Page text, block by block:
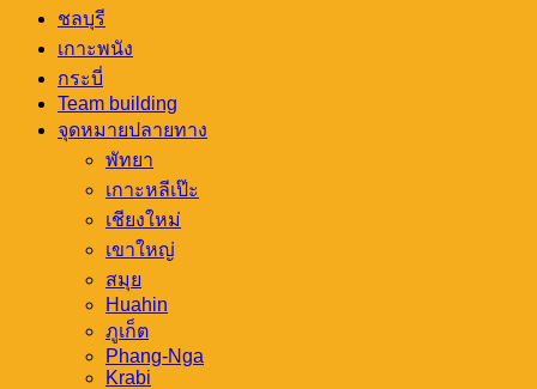
ชลบุรี
เกาะพนัง
กระบี่
Team building
จุดหมายปลายทาง
พัทยา
เกาะหลีเป๊ะ
เชียงใหม่
เขาใหญ่
สมุย
Huahin
ภูเก็ต
Phang-Nga
Krabi